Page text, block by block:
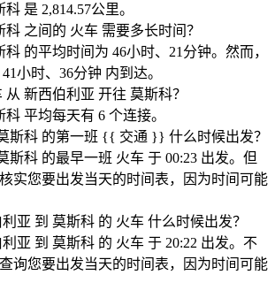
是 2,814.57公里。
之间的 火车 需要多长时间？
的平均时间为 46小时、21分钟。然而，
小时、36分钟 内到达。
新西伯利亚 开往 莫斯科？
平均每天有 6 个连接。
斯科 的第一班 {{ 交通 }} 什么时候出发？
斯科 的最早一班 火车 于 00:23 出发。但
实您要出发当天的时间表，因为时间可能
亚 到 莫斯科 的 火车 什么时候出发？
亚 到 莫斯科 的 火车 于 20:22 出发。不
询您要出发当天的时间表，因为时间可能